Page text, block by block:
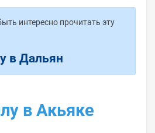
интересно прочитать эту
в Дальян
в Акьяке